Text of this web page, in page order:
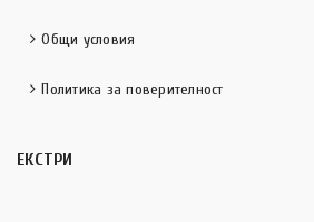
Общи условия
Политика за поверителност
ЕКСТРИ